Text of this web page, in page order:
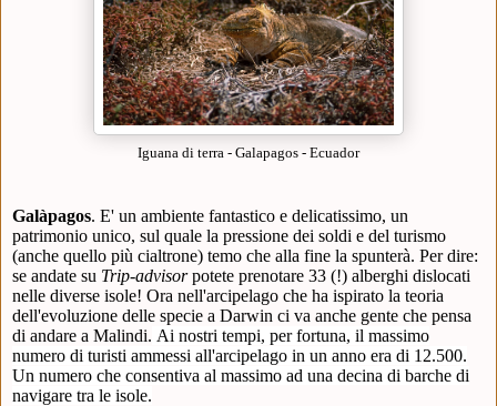
Iguana di terra - Galapagos - Ecuador
Galàpagos. E' un ambiente fantastico e delicatissimo, un
patrimonio unico, sul quale la pressione dei soldi e del turismo
(anche quello più cialtrone) temo che alla fine la spunterà. Per dire:
se andate su Trip-advisorpotete prenotare 33 (!) alberghi dislocati
nelle diverse isole! Ora nell'arcipelago che ha ispirato la teoria
dell'evoluzione delle specie a Darwin ci va anche gente che pensa
di andare a Malindi. Ai nostri tempi, per fortuna, il massimo
numero di turisti ammessi all'arcipelago in un anno era di 12.500.
Un numero che consentiva al massimo ad una decina di barche di
navigare tra le isole.